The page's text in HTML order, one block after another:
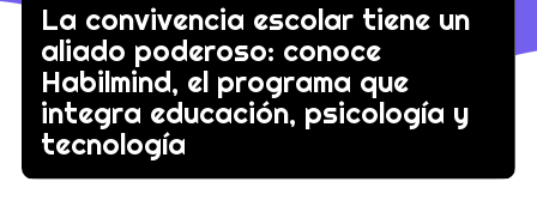
La convivencia escolar tiene un
aliado poderoso: conoce
Habilmind, el programa que
integra educación, psicología y
tecnología